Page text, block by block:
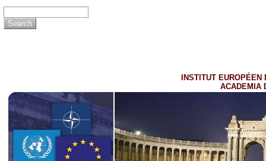
INSTITUT EUROPÉEN
ACADEMIA